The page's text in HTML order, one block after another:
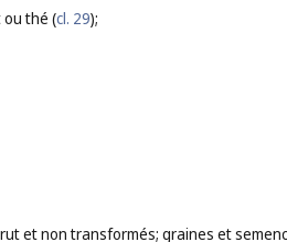
ou thé (cl. 29);
et non transformés; graines et